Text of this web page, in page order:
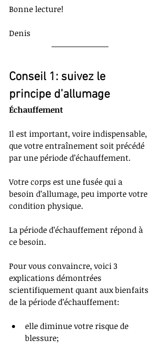
Bonne lecture!
Denis
Conseil 1: suivez le
principe d’allumage
Échauffement
Il est important, voire indispensable,
que votre entraînement soit précédé
par une période d’échauffement.
Votre corps est une fusée qui a
besoin d’allumage, peu importe votre
condition physique.
La période d’échauffement répond à
ce besoin.
Pour vous convaincre, voici 3
explications démontrées
scientifiquement quant aux bienfaits
de la période d’échauffement:
elle diminue votre risque de
blessure;